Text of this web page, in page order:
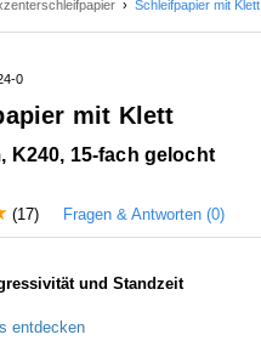
› Schleifpapier mit Klett
0
mit Klett
K240, 15-fach gelocht
(17) Fragen & Antworten (0)
und Standzeit
entdecken